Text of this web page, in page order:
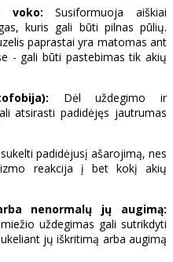
voko: Susiformuoja aiškiai
kuris gali būti pilnas pūlių.
paprastai yra matomas ant
- gali būti pastebimas tik akių
Dėl uždegimo ir
atsirasti padidėjęs jautrumas
padidėjusį ašarojimą, nes
reakcija į bet kokį akių
nenormalų jų augimą:
uždegimas gali sutrikdyti
jų iškritimą arba augimą